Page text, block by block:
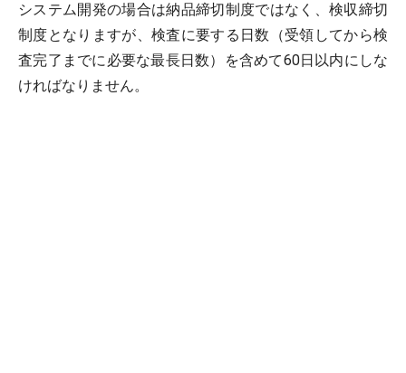
システム開発の場合は納品締切制度ではなく、検収締切
制度となりますが、検査に要する日数（受領してから検
査完了までに必要な最長日数）を含めて60日以内にしな
ければなりません。